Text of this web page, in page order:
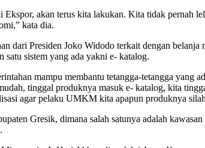
Ekspor, akan terus kita lakukan. Kita tidak
kata dia.
dari Presiden Joko Widodo terkait dengan
satu sistem yang ada yakni e- katalog.
mampu membantu tetangga-tetangga
tinggal produknya masuk e- katalog, kita
agar pelaku UMKM kita apapun produknya
Gresik, dimana salah satunya adalah